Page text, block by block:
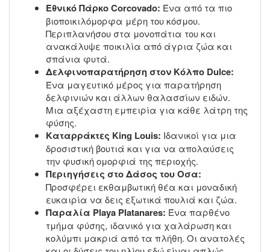
Εθνικό Πάρκο Corcovado: Ένα από τα πιο
βιοποικιλόμορφα μέρη του κόσμου.
Περιπλανήσου στα μονοπάτια του και
ανακάλυψε ποικιλία από άγρια ζώα και
σπάνια φυτά.
Δελφινοπαρατήρηση στον Κόλπο Dulce:
Ένα μαγευτικό μέρος για παρατήρηση
δελφινιών και άλλων θαλασσίων ειδών.
Μια αξέχαστη εμπειρία για κάθε λάτρη της
φύσης.
Καταρράκτες King Louis: Ιδανικοί για μια
δροσιστική βουτιά και για να απολαύσεις
την φυσική ομορφιά της περιοχής.
Περιηγήσεις στο Δάσος του Οσα:
Προσφέρει εκθαμβωτική θέα και μοναδική
ευκαιρία να δεις εξωτικά πουλιά και ζώα.
Παραλία Playa Platanares: Ένα παρθένο
τμήμα φύσης, ιδανικό για χαλάρωση και
κολύμπι μακριά από τα πλήθη. Οι ανατολές